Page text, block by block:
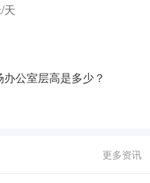
天
公室层高是多少？
更多资讯